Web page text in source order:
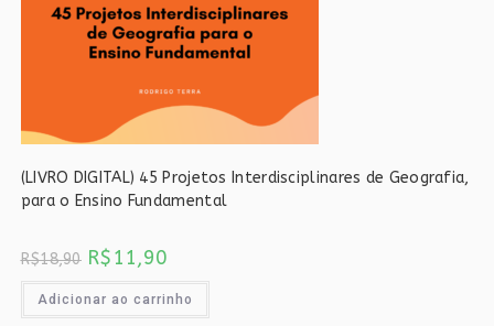
(LIVRO DIGITAL) 45 Projetos Interdisciplinares de Geografia,
para o Ensino Fundamental
R$18,90 O
preço
era:
R$11,90
é:
Adicionar ao carrinho